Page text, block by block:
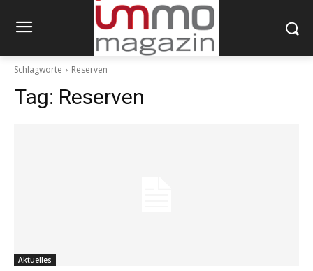
Schlagworte Reserven
Tag: Reserven
Aktuelles